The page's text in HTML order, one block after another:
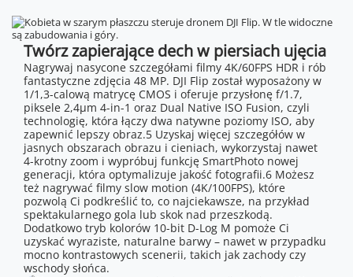
Twórz zapierające dech w piersiach ujęcia
Nagrywaj nasycone szczegółami filmy 4K/60FPS HDR i rób
fantastyczne zdjęcia 48 MP. DJI Flip został wyposażony w
1/1,3-calową matrycę CMOS i oferuje przysłonę f/1.7,
piksele 2,4μm 4-in-1 oraz Dual Native ISO Fusion, czyli
technologię, która łączy dwa natywne poziomy ISO, aby
zapewnić lepszy obraz.5 Uzyskaj więcej szczegółów w
jasnych obszarach obrazu i cieniach, wykorzystaj nawet
4-krotny zoom i wypróbuj funkcję SmartPhoto nowej
generacji, która optymalizuje jakość fotografii.6 Możesz
też nagrywać filmy slow motion (4K/100FPS), które
pozwolą Ci podkreślić to, co najciekawsze, na przykład
spektakularnego gola lub skok nad przeszkodą.
Dodatkowo tryb kolorów 10-bit D-Log M pomoże Ci
uzyskać wyraziste, naturalne barwy – nawet w przypadku
mocno kontrastowych scenerii, takich jak zachody czy
wschody słońca.